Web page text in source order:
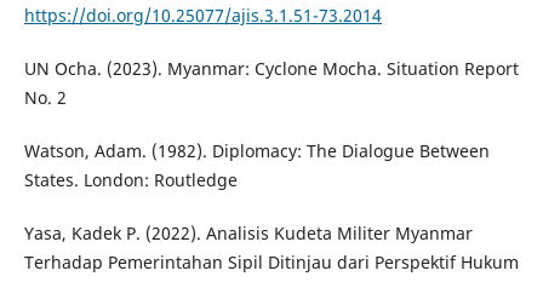
https://doi.org/10.25077/ajis.3.1.51-73.2014
UN Ocha. (2023). Myanmar: Cyclone Mocha. Situation Report
No. 2
Watson, Adam. (1982). Diplomacy: The Dialogue Between
States. London: Routledge
Yasa, Kadek P. (2022). Analisis Kudeta Militer Myanmar
Terhadap Pemerintahan Sipil Ditinjau dari Perspektif Hukum